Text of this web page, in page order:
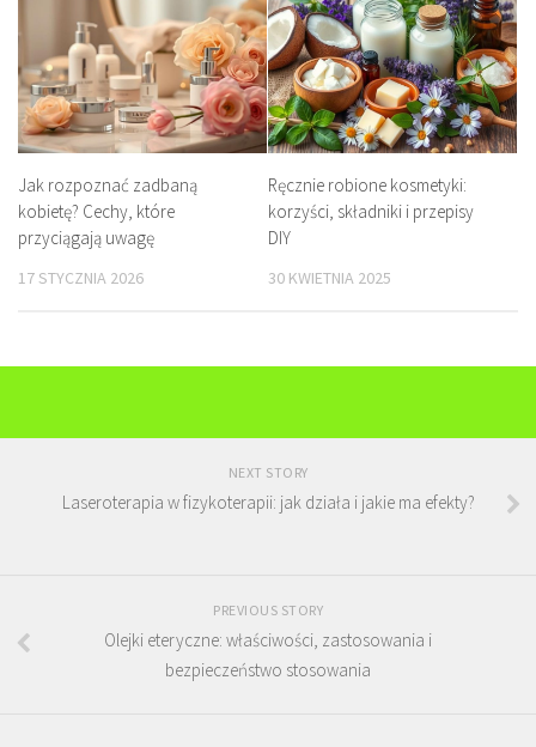
Jak rozpoznać zadbaną
kobietę? Cechy, które
przyciągają uwagę
17 STYCZNIA 2026
Ręcznie robione kosmetyki:
korzyści, składniki i przepisy
DIY
30 KWIETNIA 2025
NEXT STORY
Laseroterapia w fizykoterapii: jak działa i jakie ma efekty?
PREVIOUS STORY
Olejki eteryczne: właściwości, zastosowania i
bezpieczeństwo stosowania